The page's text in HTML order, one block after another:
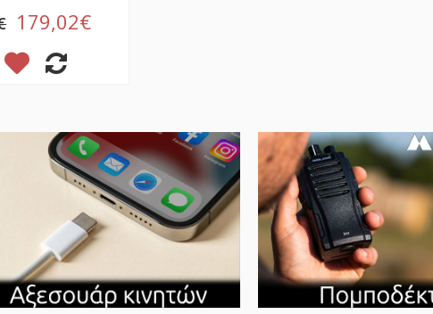
179,02€